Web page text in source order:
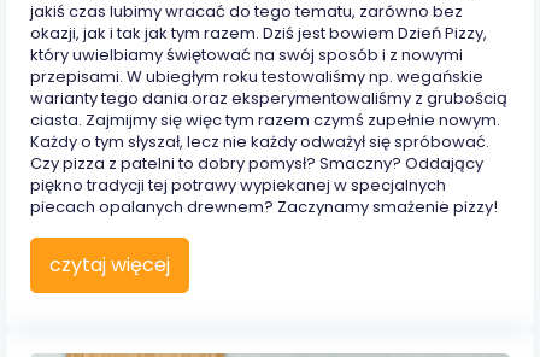
jakiś czas lubimy wracać do tego tematu, zarówno bez
okazji, jak i tak jak tym razem. Dziś jest bowiem Dzień Pizzy,
który uwielbiamy świętować na swój sposób i z nowymi
przepisami. W ubiegłym roku testowaliśmy np. wegańskie
warianty tego dania oraz eksperymentowaliśmy z grubością
ciasta. Zajmijmy się więc tym razem czymś zupełnie nowym.
Każdy o tym słyszał, lecz nie każdy odważył się spróbować.
Czy pizza z patelni to dobry pomysł? Smaczny? Oddający
piękno tradycji tej potrawy wypiekanej w specjalnych
piecach opalanych drewnem? Zaczynamy smażenie pizzy!
czytaj więcej